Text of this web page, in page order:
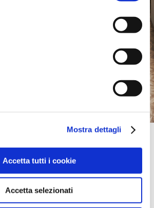
Mostra dettagli
Accetta tutti i cookie
Accetta selezionati
Furnish | Bend
761 NW ARIZONA AVENUE,
(541) 617-8911
take me here